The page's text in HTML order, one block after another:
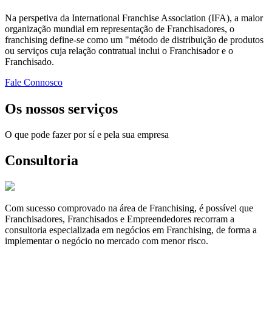
Na perspetiva da International Franchise Association (IFA), a maior
organização mundial em representação de Franchisadores, o
franchising define-se como um "método de distribuição de produtos
ou serviços cuja relação contratual inclui o Franchisador e o
Franchisado.
Fale Connosco
Os nossos serviços
O que pode fazer por sí e pela sua empresa
Consultoria
Com sucesso comprovado na área de Franchising, é possível que
Franchisadores, Franchisados e Empreendedores recorram a
consultoria especializada em negócios em Franchising, de forma a
implementar o negócio no mercado com menor risco.